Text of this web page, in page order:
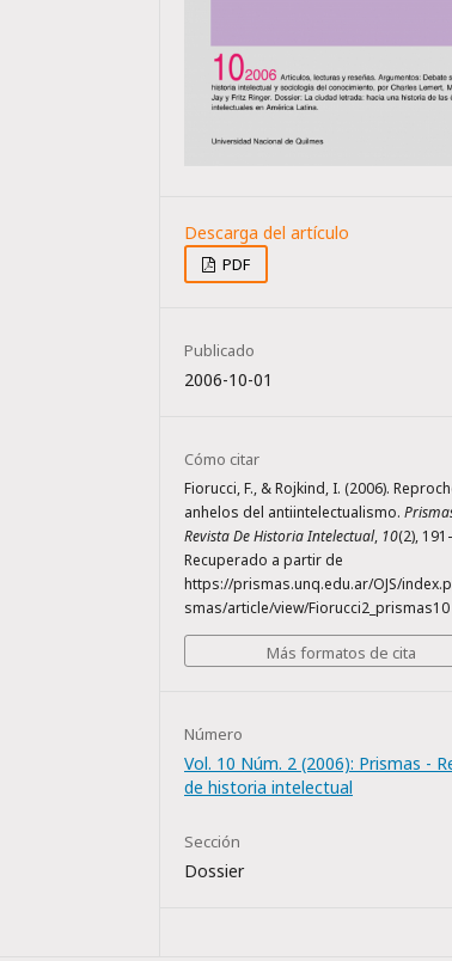
PDF
Publicado
2006-10-01
Cómo citar
Fiorucci, F., & Rojkind, I. (2006).
anhelos del antiintelectualismo.
Revista De Historia Intelectual, 10(2),
Recuperado a partir de
https://prismas.unq.edu.ar/OJS/
smas/article/view/Fiorucci2_prismas10
Más formatos de cita
Número
Vol. 10 Núm. 2 (2006): Prismas -
de historia intelectual
Sección
Dossier